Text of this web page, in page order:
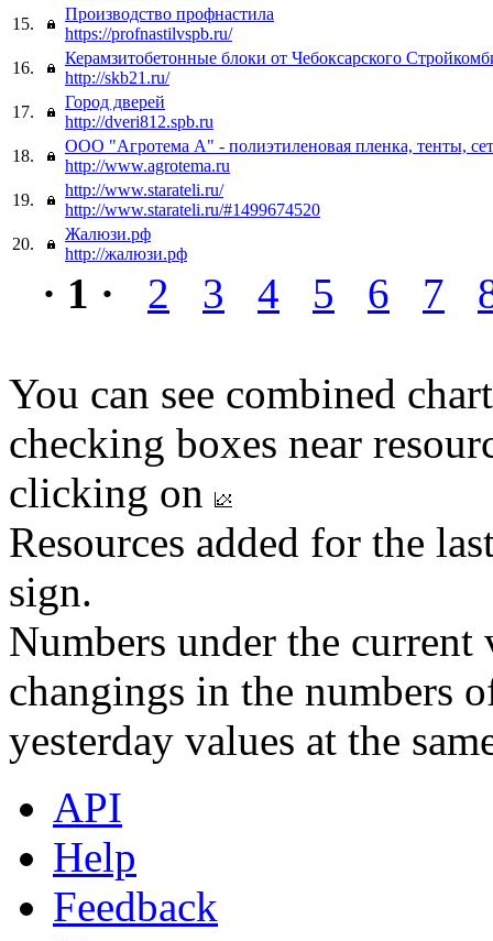
15.
Производство профнастила
https://profnastilvspb.ru/
16.
Керамзитобетонные блоки от Чебоксарского
http://skb21.ru/
17.
Город дверей
http://dveri812.spb.ru
18.
ООО "Агротема А" - полиэтиленовая пленка, тенты,
http://www.agrotema.ru
19.
http://www.starateli.ru/
http://www.starateli.ru/#1499674520
20.
Жалюзи.рф
http://жалюзи.рф
· 1 · 2 3 4 5 6 7
You can see combined
checking boxes near
clicking on
Resources added for the
sign.
Numbers under the
changings in the numbers
yesterday values at the
API
Help
Feedback